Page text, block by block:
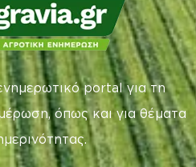
portal για τη
όπως και για θέματα